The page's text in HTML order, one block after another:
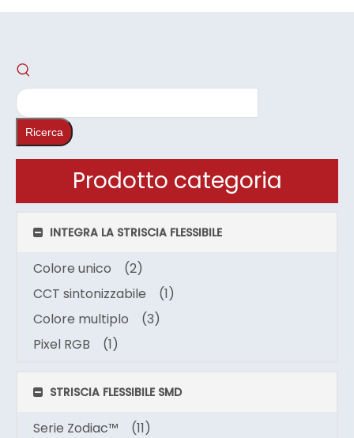
Ricerca
Prodotto categoria
INTEGRA LA STRISCIA FLESSIBILE
Colore unico
(2)
CCT sintonizzabile
(1)
Colore multiplo
(3)
Pixel RGB
(1)
STRISCIA FLESSIBILE SMD
Serie Zodiac™
(11)